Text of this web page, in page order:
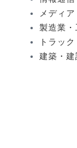
メディ
製造業・
トラッ
建築・建